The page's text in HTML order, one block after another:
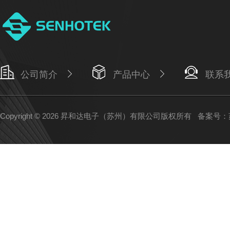
公司简介 产品中心 联系
Copyright © 2026 昇和达电子（苏州）有限公司版权所有 备案号：